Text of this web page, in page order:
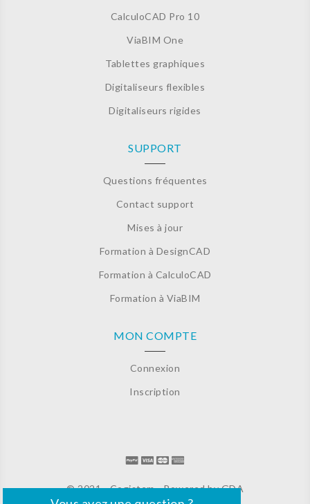
CalculoCAD Pro 10
ViaBIM One
Tablettes graphiques
Digitaliseurs flexibles
Digitaliseurs rigides
SUPPORT
Questions fréquentes
Contact support
Mises à jour
Formation à DesignCAD
Formation à CalculoCAD
Formation à ViaBIM
MON COMPTE
Connexion
Inscription
© 2021 - Cogistem - Powered byGDA